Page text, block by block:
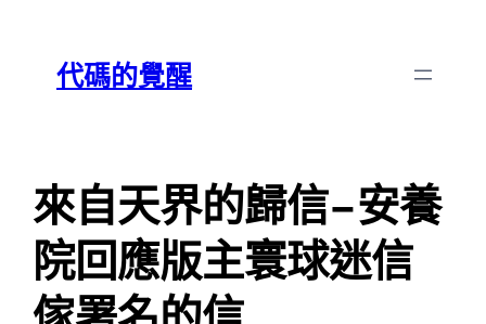
content代碼的覺醒
來自天界的歸信–安養
院回應版主寰球迷信